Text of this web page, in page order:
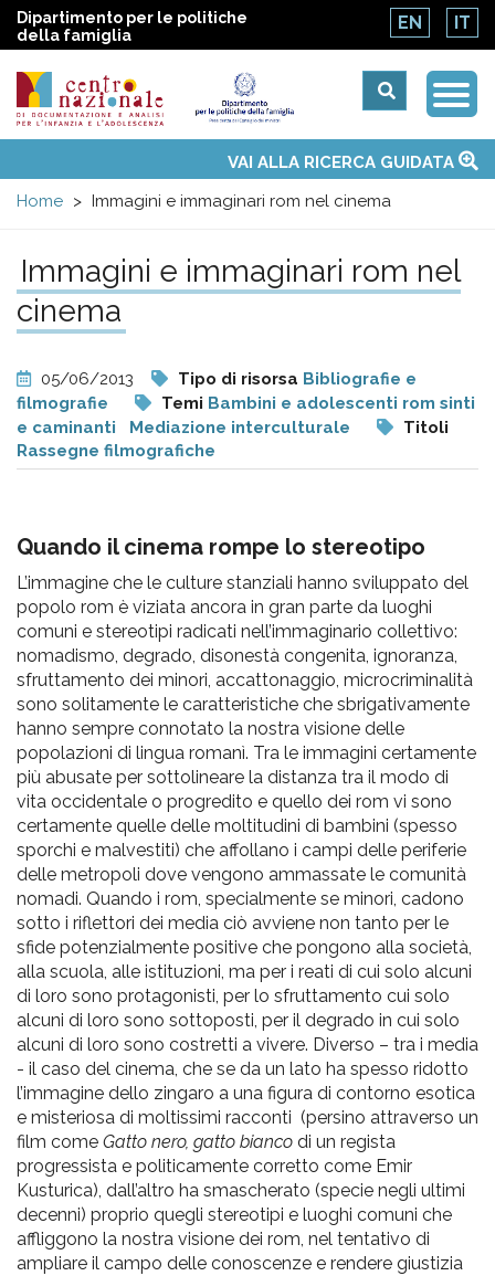
Dipartimento per le politiche
della famiglia
EN IT
Centro
nazionale
di
Documentazione
e
analisi
l'infanzia
e
l'adolescenza
menu
Temi
Attività
Convenzione ONUVAI ALLA RICERCA GUIDATA
Home
Immagini e immaginari rom nel cinema
Immagini e immaginari rom nel
cinema
05/06/2013 Tipo di risorsa Bibliografie e
filmografie
Temi Bambini e adolescenti rom sinti
e caminanti
Mediazione interculturale
Titoli
Rassegne filmografiche
Quando il cinema rompe lo stereotipo
L’immagine che le culture stanziali hanno sviluppato del
popolo rom è viziata ancora in gran parte da luoghi
comuni e stereotipi radicati nell’immaginario collettivo:
nomadismo, degrado, disonestà congenita, ignoranza,
sfruttamento dei minori, accattonaggio, microcriminalità
sono solitamente le caratteristiche che sbrigativamente
hanno sempre connotato la nostra visione delle
popolazioni di lingua romanì. Tra le immagini certamente
più abusate per sottolineare la distanza tra il modo di
vita occidentale o progredito e quello dei rom vi sono
certamente quelle delle moltitudini di bambini (spesso
sporchi e malvestiti) che affollano i campi delle periferie
delle metropoli dove vengono ammassate le comunità
nomadi. Quando i rom, specialmente se minori, cadono
sotto i riflettori dei media ciò avviene non tanto per le
sfide potenzialmente positive che pongono alla società,
alla scuola, alle istituzioni, ma per i reati di cui solo alcuni
di loro sono protagonisti, per lo sfruttamento cui solo
alcuni di loro sono sottoposti, per il degrado in cui solo
alcuni di loro sono costretti a vivere. Diverso – tra i media
- il caso del cinema, che se da un lato ha spesso ridotto
l’immagine dello zingaro a una figura di contorno esotica
e misteriosa di moltissimi racconti (persino attraverso un
film come Gatto nero, gatto bianco di un regista
progressista e politicamente corretto come Emir
Kusturica), dall’altro ha smascherato (specie negli ultimi
decenni) proprio quegli stereotipi e luoghi comuni che
affliggono la nostra visione dei rom, nel tentativo di
ampliare il campo delle conoscenze e rendere giustizia